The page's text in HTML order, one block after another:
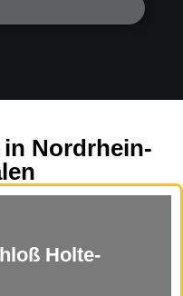
Nordrhein-
Holte-